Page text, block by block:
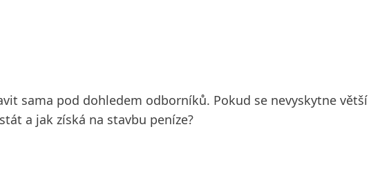
sama pod dohledem odborníků. Pokud se nevyskytne
a jak získá na stavbu peníze?